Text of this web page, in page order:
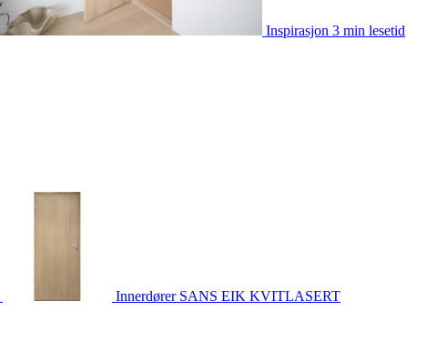
Inspirasjon 3 min lesetid
Innerdører SANS EIK KVITLASERT